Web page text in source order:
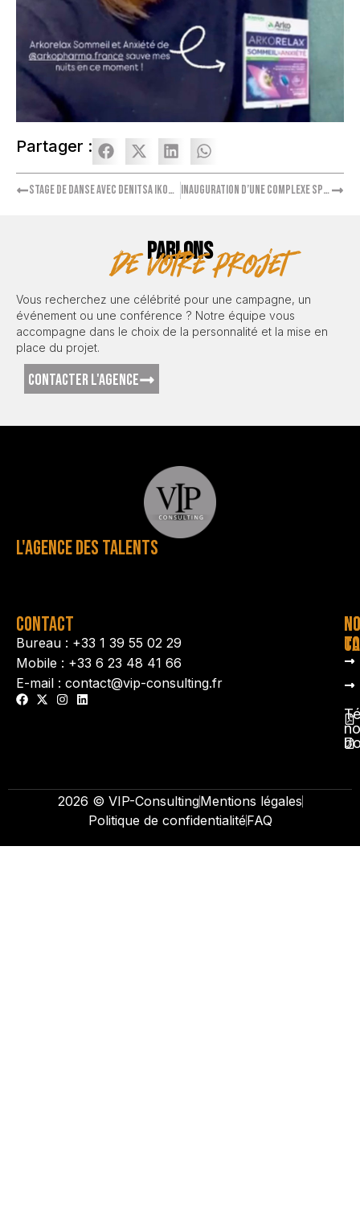
Partager :
Stage de danse avec Denitsa Ikonomova Inauguration d’une complexe sportif avec Emmanuel Petit
PARLONS
de votre projet
Vous recherchez une célébrité pour une campagne, un
événement ou une conférence ? Notre équipe vous
accompagne dans le choix de la personnalité et la mise en
place du projet.
CONTACTER L'AGENCE
L'AGENCE DES TALENTS
CONTACT
Bureau : +33 1 39 55 02 29
Mobile : +33 6 23 48 41 66
E-mail : contact@vip-consulting.fr
2026 © VIP-ConsultingMentions légales
Politique de confidentialitéFAQ